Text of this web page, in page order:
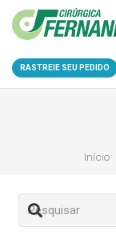
RASTREIE SEU PEDIDO
Início